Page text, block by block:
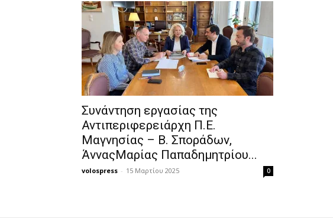
Συνάντηση εργασίας της
Αντιπεριφερειάρχη Π.Ε.
Μαγνησίας – Β. Σποράδων,
ΆνναςΜαρίας Παπαδημητρίου...
volospress - 15 Μαρτίου 2025 0